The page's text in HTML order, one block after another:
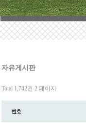
자유게시판
Total 1,742건 2 페이지
번호